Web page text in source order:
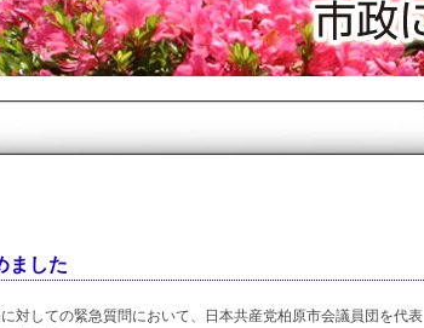
ました
対しての緊急質問において、日本共産党柏原市会議員団を代表